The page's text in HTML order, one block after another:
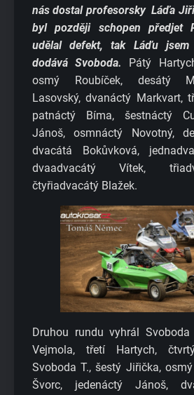
nás dostal profesorsky Láďa
byl později schopen předjet
udělal defekt, tak Láďu jsem
dodává Svoboda. Pátý
osmý Roubíček, desátý
Lasovský, dvanáctý Markvart,
patnáctý Bíma, šestnáctý
Jánoš, osmnáctý Novotný,
dvacátá Bokůvková,
dvaadvacátý Vítek,
čtyřiadvacátý Blažek.
Druhou rundu vyhrál Svoboda
Vejmola, třetí Hartych,
Svoboda T., šestý Jiřička,
Švorc, jedenáctý Jánoš,